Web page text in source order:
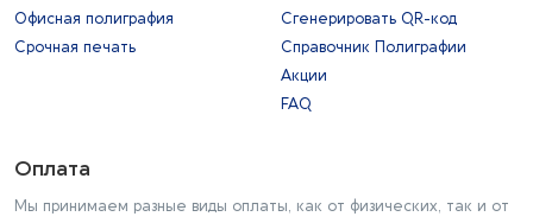
Офисная полиграфия
Срочная печать
Сгенерировать QR-код
Справочник Полиграфии
Акции
FAQ
Оплата
Мы принимаем разные виды оплаты, как от физических, так и от